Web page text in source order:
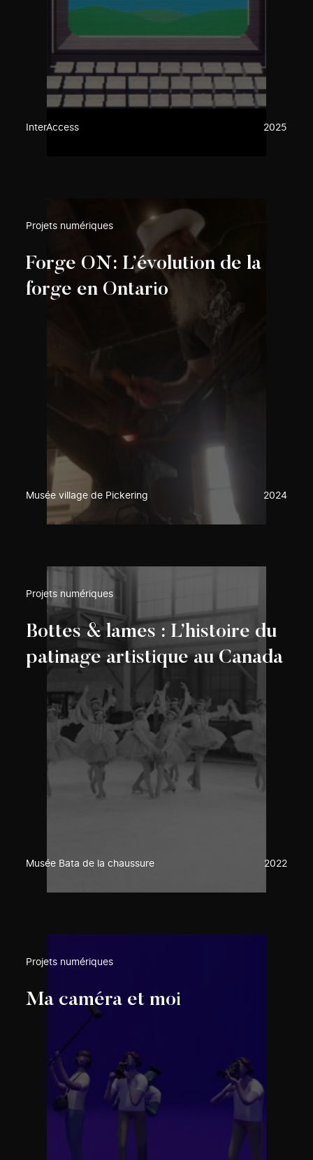
InterAccess 2025
Projets numériques
Forge ON: L’évolution de la
forge en Ontario
Musée village de Pickering 2024
Projets numériques
Bottes & lames : L’histoire du
patinage artistique au Canada
Musée Bata de la chaussure 2022
Projets numériques
Ma caméra et moi